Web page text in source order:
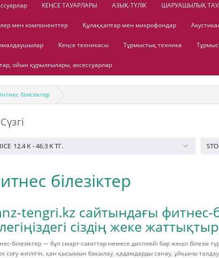
КЕҢСЕ ТАУАРЛАРЫ АЗЫҚ-ТҮЛІК ШАРУАШЫЛЫҚ
мен компоненттер Құлаққаптар мен микрофондар
Кеңсе техникасы Тұрмыстық техника
ойын құрылғылары, аксессуарлар
білезіктер
Сүзгі
12.4 K-46.3 KТГ.
білезіктер
tengri.kz сайтындағы фитнес-
сіздің жеке
білезіктер — бұл смарт-сағаттар немесе дисплейі бар жеңіл білезік
соғу жиілігін, қан қысымын бақылау, қадамдарды санау, ұйқыны